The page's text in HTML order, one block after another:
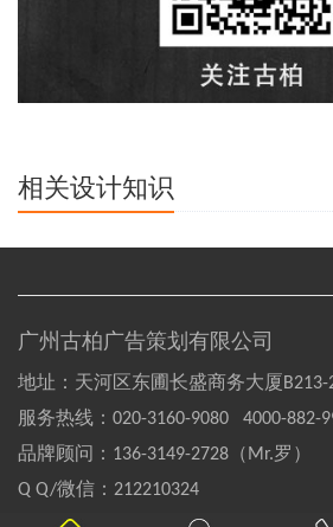
相关设计知识
广州古柏广告策划有限公司
地址：天河区东圃长盛商务大厦B213-
服务热线： 020-3160-9080 4000-882-
品牌顾问： 136-3149-2728（Mr.罗）
Q Q/微信： 212210324